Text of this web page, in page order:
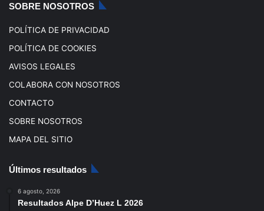
SOBRE NOSOTROS
POLÍTICA DE PRIVACIDAD
POLÍTICA DE COOKIES
AVISOS LEGALES
COLABORA CON NOSOTROS
CONTACTO
SOBRE NOSOTROS
MAPA DEL SITIO
Últimos resultados
6 agosto, 2026
Resultados Alpe D’Huez L 2026